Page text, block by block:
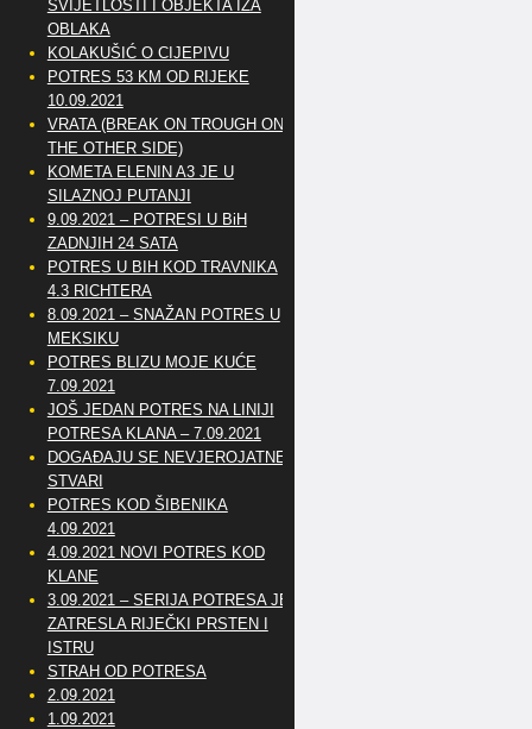
SVIJETLOSTI I OBJEKTA IZA
OBLAKA
KOLAKUŠIĆ O CIJEPIVU
POTRES 53 KM OD RIJEKE
10.09.2021
VRATA (BREAK ON TROUGH ON
THE OTHER SIDE)
KOMETA ELENIN A3 JE U
SILAZNOJ PUTANJI
9.09.2021 – POTRESI U BiH
ZADNJIH 24 SATA
POTRES U BIH KOD TRAVNIKA
4.3 RICHTERA
8.09.2021 – SNAŽAN POTRES U
MEKSIKU
POTRES BLIZU MOJE KUĆE
7.09.2021
JOŠ JEDAN POTRES NA LINIJI
POTRESA KLANA – 7.09.2021
DOGAĐAJU SE NEVJEROJATNE
STVARI
POTRES KOD ŠIBENIKA
4.09.2021
4.09.2021 NOVI POTRES KOD
KLANE
3.09.2021 – SERIJA POTRESA JE
ZATRESLA RIJEČKI PRSTEN I
ISTRU
STRAH OD POTRESA
2.09.2021
1.09.2021